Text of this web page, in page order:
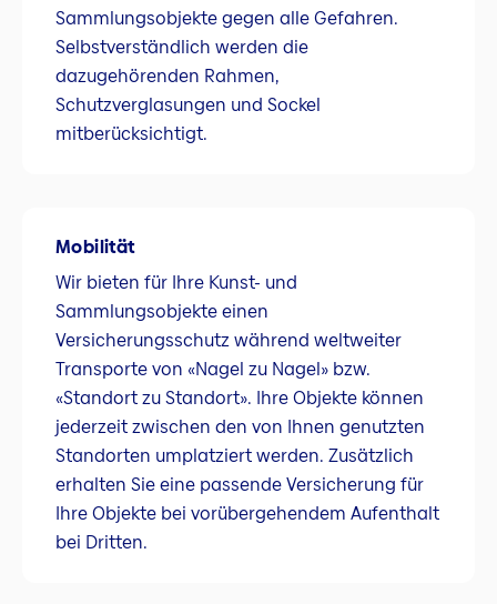
Sammlungsobjekte gegen alle Gefahren.
Selbstverständlich werden die
dazugehörenden Rahmen,
Schutzverglasungen und Sockel
mitberücksichtigt.
Mobilität
Wir bieten für Ihre Kunst- und
Sammlungsobjekte einen
Versicherungsschutz während weltweiter
Transporte von «Nagel zu Nagel» bzw.
«Standort zu Standort». Ihre Objekte können
jederzeit zwischen den von Ihnen genutzten
Standorten umplatziert werden. Zusätzlich
erhalten Sie eine passende Versicherung für
Ihre Objekte bei vorübergehendem Aufenthalt
bei Dritten.